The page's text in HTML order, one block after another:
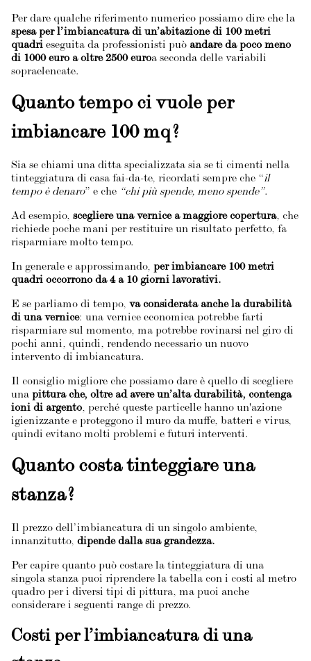
Per dare qualche riferimento numerico possiamo dire che la
spesa per l’imbiancatura di un’abitazione di 100 metri
quadri eseguita da professionisti può andare da poco meno
di 1000 euro a oltre 2500 euroa seconda delle variabili
sopraelencate.
Quanto tempo ci vuole per
imbiancare 100 mq?
Sia se chiami una ditta specializzata sia se ti cimenti nella
tinteggiatura di casa fai-da-te, ricordati sempre che “il
tempo è denaro” e che “chi più spende, meno spende”.
Ad esempio, scegliere una vernice a maggiore copertura, che
richiede poche mani per restituire un risultato perfetto, fa
risparmiare molto tempo.
In generale e approssimando, per imbiancare 100 metri
quadri occorrono da 4 a 10 giorni lavorativi.
E se parliamo di tempo, va considerata anche la durabilità
di una vernice: una vernice economica potrebbe farti
risparmiare sul momento, ma potrebbe rovinarsi nel giro di
pochi anni, quindi, rendendo necessario un nuovo
intervento di imbiancatura.
Il consiglio migliore che possiamo dare è quello di scegliere
una pittura che, oltre ad avere un’alta durabilità, contenga
ioni di argento, perché queste particelle hanno un'azione
igienizzante e proteggono il muro da muffe, batteri e virus,
quindi evitano molti problemi e futuri interventi.
Quanto costa tinteggiare una
stanza?
Il prezzo dell’imbiancatura di un singolo ambiente,
innanzitutto, dipende dalla sua grandezza.
Per capire quanto può costare la tinteggiatura di una
singola stanza puoi riprendere la tabella con i costi al metro
quadro per i diversi tipi di pittura, ma puoi anche
considerare i seguenti range di prezzo.
Costi per l’imbiancatura di una